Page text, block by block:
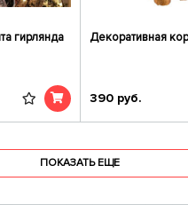
гирлянда
Декоративная
390 руб.
ПОКАЗАТЬ ЕЩЕ